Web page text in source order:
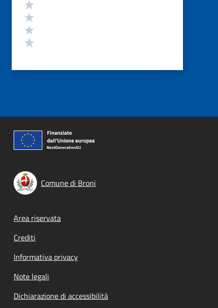
Comune di Broni
Footer menu
Area riservata
Crediti
Informativa privacy
Note legali
Dichiarazione di accessibilità